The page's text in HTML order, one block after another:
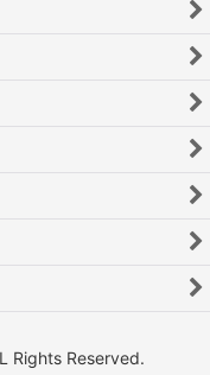
Rights Reserved.